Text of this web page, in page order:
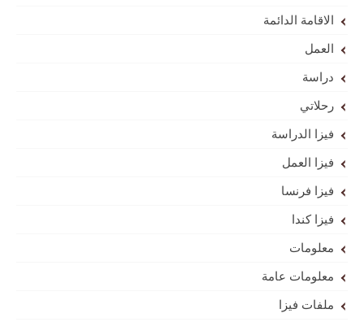
الاقامة الدائمة
العمل
دراسة
رحلاتي
فيزا الدراسة
فيزا العمل
فيزا فرنسا
فيزا كندا
معلومات
معلومات عامة
ملفات فيزا